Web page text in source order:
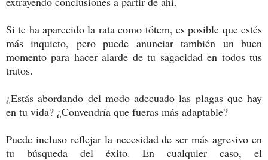
Si te ha aparecido la rata como tótem, es posible que estés
más inquieto, pero puede anunciar también un buen
momento para hacer alarde de tu sagacidad en todos tus
tratos.
¿Estás abordando del modo adecuado las plagas que hay
en tu vida? ¿Convendría que fueras más adaptable?
Puede incluso reflejar la necesidad de ser más agresivo en
tu búsqueda del éxito. En cualquier caso, el